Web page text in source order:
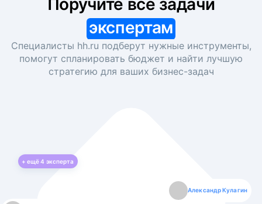
экспертам
Специалисты hh.ru подберут нужные инструменты,
помогут спланировать бюджет и найти лучшую
стратегию для ваших бизнес-задач
+ ещё4 эксперта
Александр Кулагин
Даниил Макаров
Екатерина Лазаренко
Борис Кашко
Юлия Изоитко